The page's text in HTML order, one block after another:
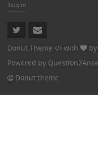
İletişim
Donut Theme with by
Powered by
Donut theme